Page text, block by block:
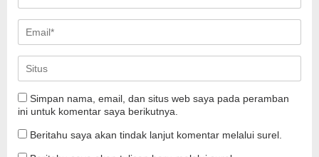
Simpan nama, email, dan situs web saya pada peramban
ini untuk komentar saya berikutnya.
Beritahu saya akan tindak lanjut komentar melalui surel.